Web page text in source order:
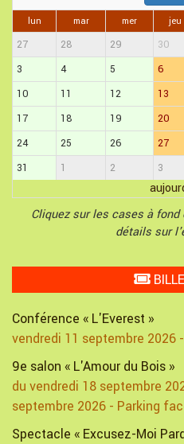
lun mar mer jeu
27 28 29 30
3
4 5 6
10
11 12 13
17
18 19 20
24
25 26 27
31
1 2 3
Cliquez sur les cases à
détails sur
Conférence « L'Everest »
vendredi 11 septembre 2026
9e salon « L'Amour du Bois »
du vendredi 18 septembre
septembre 2026 - Parking
Spectacle « Excusez-Moi